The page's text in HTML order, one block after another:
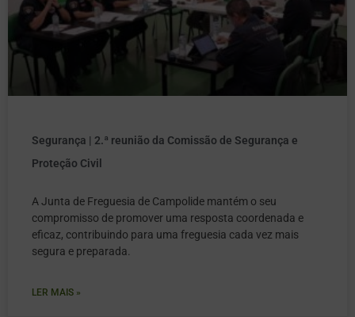
Segurança | 2.ª reunião da Comissão de Segurança e
Proteção Civil
A Junta de Freguesia de Campolide mantém o seu
compromisso de promover uma resposta coordenada e
eficaz, contribuindo para uma freguesia cada vez mais
segura e preparada.
LER MAIS »